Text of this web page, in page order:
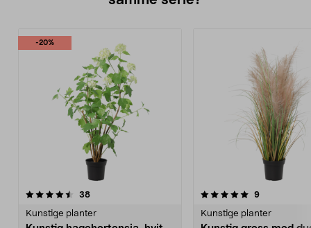
-20%
38anmeldelser
Kunstige planter
5.0av 5 stjerner 9anmeldelser
Kunstige planter
4.5av 5 stjerner